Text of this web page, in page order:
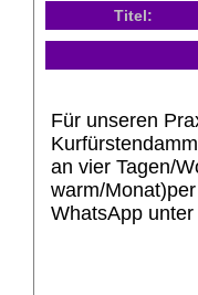
Titel:
Für unseren
an vier Tagen/
warm/
WhatsApp